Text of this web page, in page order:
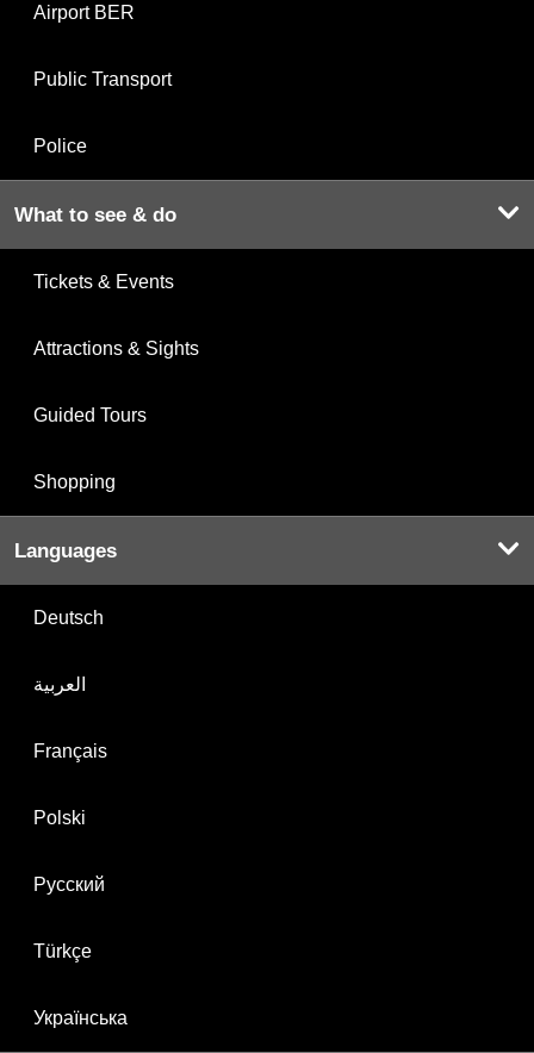
Airport BER
Public Transport
Police
What to see & do
Tickets & Events
Attractions & Sights
Guided Tours
Shopping
Languages
Deutsch
العربية
Français
Polski
Русский
Türkçe
Українська